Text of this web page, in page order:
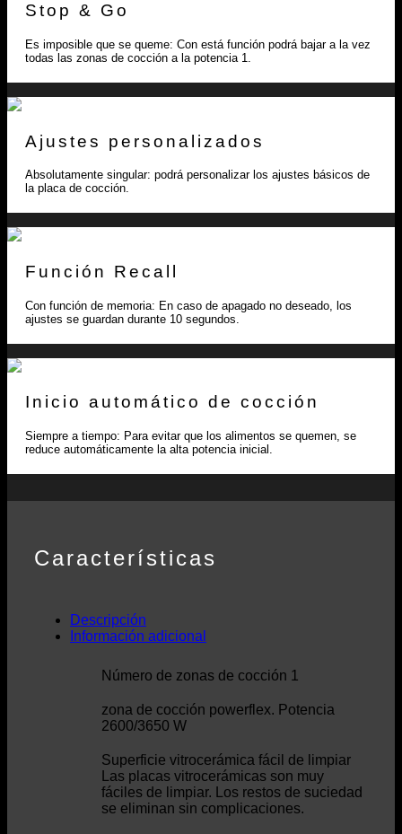
Stop & Go
Es imposible que se queme: Con está función podrá bajar a la vez
todas las zonas de cocción a la potencia 1.
Ajustes personalizados
Absolutamente singular: podrá personalizar los ajustes básicos de
la placa de cocción.
Función Recall
Con función de memoria: En caso de apagado no deseado, los
ajustes se guardan durante 10 segundos.
Inicio automático de cocción
Siempre a tiempo: Para evitar que los alimentos se quemen, se
reduce automáticamente la alta potencia inicial.
Características
Descripción
Información adicional
Número de zonas de cocción 1
zona de cocción powerflex. Potencia
2600/3650 W
Superficie vitrocerámica fácil de limpiar
Las placas vitrocerámicas son muy
fáciles de limpiar. Los restos de suciedad
se eliminan sin complicaciones.